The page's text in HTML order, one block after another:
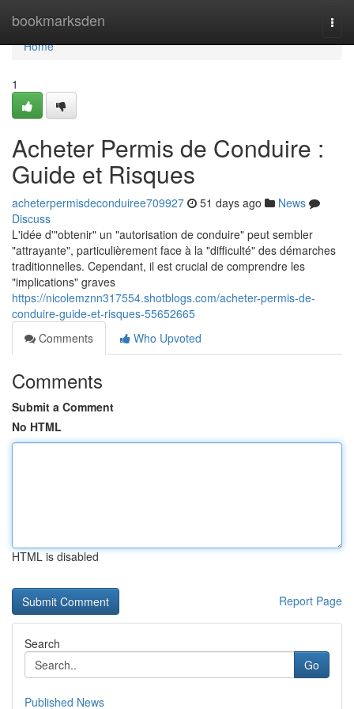
bookmarksden
Home
Home
1
Acheter Permis de Conduire :
Guide et Risques
acheterpermisdeconduiree709927 51 days ago
News
Discuss
L'idée d'"obtenir" un "autorisation de conduire" peut sembler
"attrayante", particulièrement face à la "difficulté" des démarches
traditionnelles. Cependant, il est crucial de comprendre les
"implications" graves
https://nicolemznn317554.shotblogs.com/acheter-permis-de-
conduire-guide-et-risques-55652665
Comments
Who Upvoted
Comments
Submit a Comment
No HTML
HTML is disabled
Report Page
Search
Go
Published News